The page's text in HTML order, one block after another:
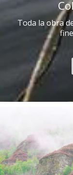
Toda la obra